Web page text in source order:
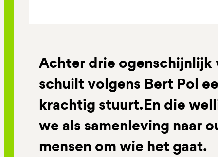
Achter drie ogenschijnlijk
schuilt volgens Bert Pol
krachtig stuurt.En die
we als samenleving naar
mensen om wie het gaat.